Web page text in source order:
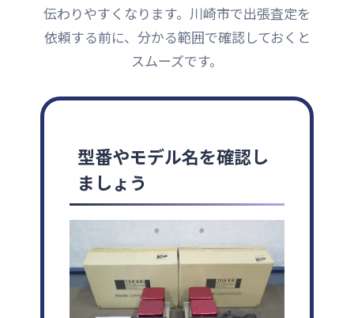
伝わりやすくなります。川崎市で出張査定を
依頼する前に、分かる範囲で確認しておくと
スムーズです。
型番やモデル名を確認し
ましょう